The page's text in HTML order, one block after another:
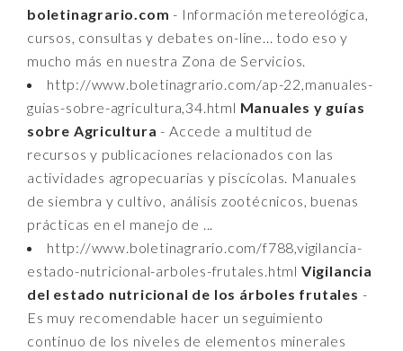
boletinagrario.com - Información metereológica,
cursos, consultas y debates on-line... todo eso y
mucho más en nuestra Zona de Servicios.
http://www.boletinagrario.com/ap-22,manuales-
guias-sobre-agricultura,34.html Manuales y guías
sobre Agricultura - Accede a multitud de
recursos y publicaciones relacionados con las
actividades agropecuarias y piscícolas. Manuales
de siembra y cultivo, análisis zootécnicos, buenas
prácticas en el manejo de ...
http://www.boletinagrario.com/f788,vigilancia-
estado-nutricional-arboles-frutales.html Vigilancia
del estado nutricional de los árboles frutales -
Es muy recomendable hacer un seguimiento
continuo de los niveles de elementos minerales